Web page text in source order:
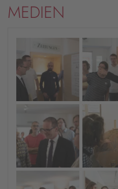
MEDIEN